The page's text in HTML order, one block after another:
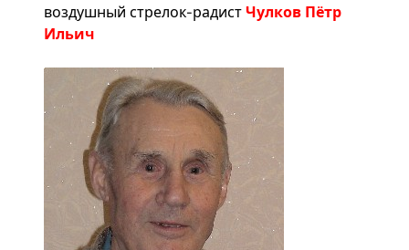
воздушный стрелок-радист Чулков Пётр
Ильич